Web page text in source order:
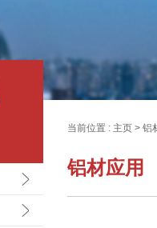
当前位置 : 主页 > 铝
铝材应用